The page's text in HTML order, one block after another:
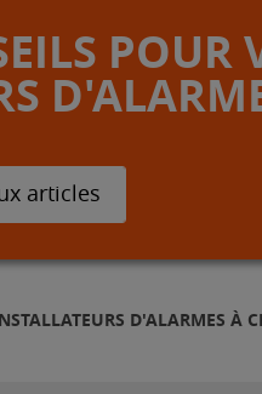
POUR
articles
D'ALARMES À